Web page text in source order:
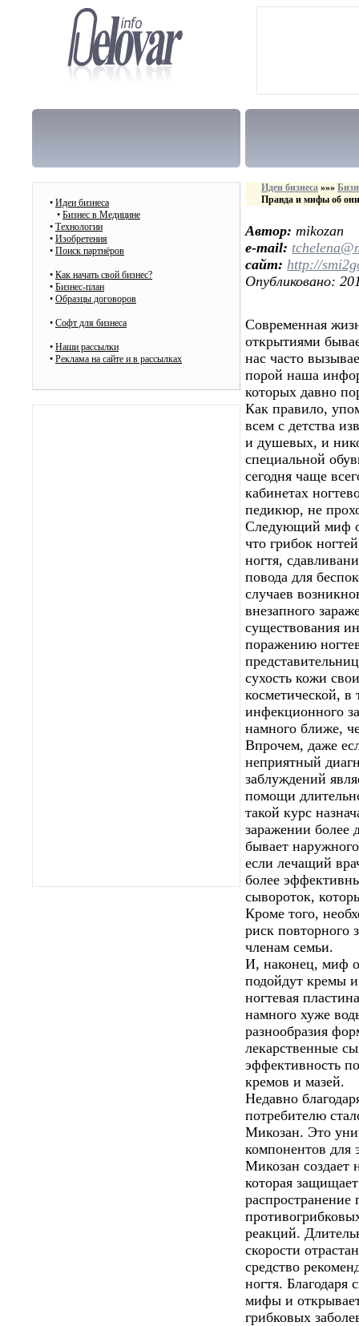
• Идеи бизнеса
• Бизнес в Медицине
• Технологии
• Изобретения
• Поиск партнёров
• Как начать свой бизнес?
• Бизнес-план
• Образцы договоров
• Cофт для бизнеса
• Наши рассылки
• Реклама на сайте и в рассылках
Идеи бизнеса »»»
Правда и мифы об
Автор: mikozan
e-mail:
сайт: http://
Опубликовано:
Современная
открытиями
нас часто
порой наша
которых давно
Как правило,
всем с детства
и душевых, и
специальной
сегодня чаще
кабинетах
педикюр, не
Следующий миф
что грибок
ногтя,
повода для
случаев
внезапного
существования
поражению
сухость кожи
косметической, в
инфекционного
намного ближе,
Впрочем, даже
неприятный
заблуждений
помощи
такой курс
заражении более
бывает
если лечащий
более
сывороток,
Кроме того,
риск повторного
членам семьи.
И, наконец, миф о
подойдут кремы
ногтевая
намного хуже
разнообразия
лекарственные
эффективность
кремов и мазей.
Недавно
потребителю
Микозан. Это
компонентов для
Микозан создает
которая
реакций.
скорости
средство
ногтя.
мифы и
грибковых